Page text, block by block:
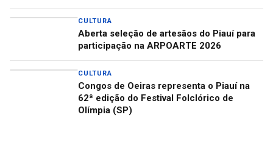
CULTURA
Aberta seleção de artesãos do Piauí para
participação na ARPOARTE 2026
CULTURA
Congos de Oeiras representa o Piauí na
62ª edição do Festival Folclórico de
Olímpia (SP)